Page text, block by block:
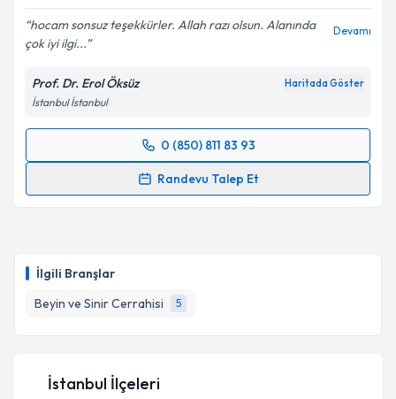
İlgili Branşlar
Beyin ve Sinir Cerrahisi
5
hocam sonsuz teşekkürler. Allah razı olsun. Alanında
çok iyi ilgi...
Devamı
Prof. Dr. Erol Öksüz Haritada Göster
İstanbul İstanbul
0 (850) 811 83 93
Randevu Talep Et
Randevu Takvimi Talebi
E-posta Adresiniz
Kişisel verilerimin işlenmesine ilişkin
Metni'ni okudum ve kişisel verilerimin belirtilen
İstanbul İlçeleri